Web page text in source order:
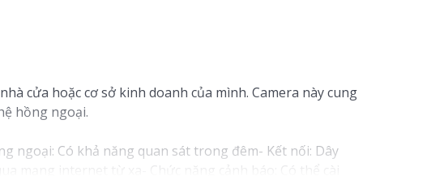
cửa hoặc cơ sở kinh doanh của mình. Camera này cung
hồng ngoại.
ngoại: Có khả năng quan sát trong đêm- Kết nối: Dây
mạng internet từ xa- Chức năng cảnh báo: Có thể cài